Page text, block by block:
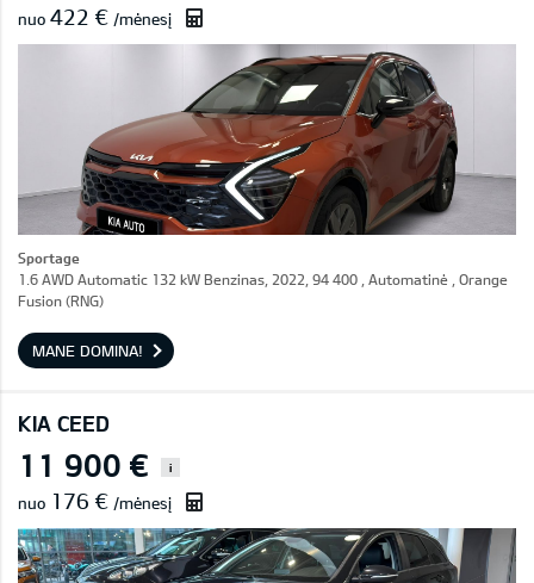
nuo 422 € /mėnesį
Sportage
1.6 AWD Automatic 132 kW Benzinas, 2022, 94 400 , Automatinė , Orange
Fusion (RNG)
MANE DOMINA!
KIA CEED
11 900 € i
nuo 176 € /mėnesį